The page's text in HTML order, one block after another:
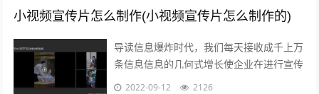
小视频宣传片怎么制作(小视频宣传片怎么制作的)
导读信息爆炸时代，我们每天接收成千上万
条信息信息的几何式增长使企业在进行宣传
推广时不得不绞尽脑汁推陈出新，吸引消费
2022-09-12 2126